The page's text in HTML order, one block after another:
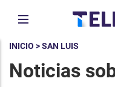
INICIO > SAN LUIS
Noticias